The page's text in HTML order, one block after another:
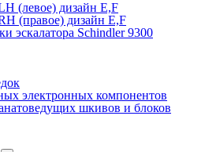
(левое) дизайн E,F
(правое) дизайн E,F
эскалатора Schindler 9300
электронных компонентов
шкивов и блоков